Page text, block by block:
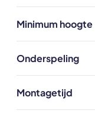
Minimum hoogte
Onderspeling
Montagetijd